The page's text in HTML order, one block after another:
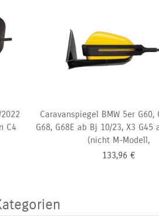
C4
Caravanspiegel BMW 5er G60,
G68, G68E ab Bj 10/23, X3 G45
(nicht M-Modell,
133,96 €